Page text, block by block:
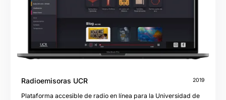
Radioemisoras UCR 2019
Plataforma accesible de radio en línea para la Universidad de